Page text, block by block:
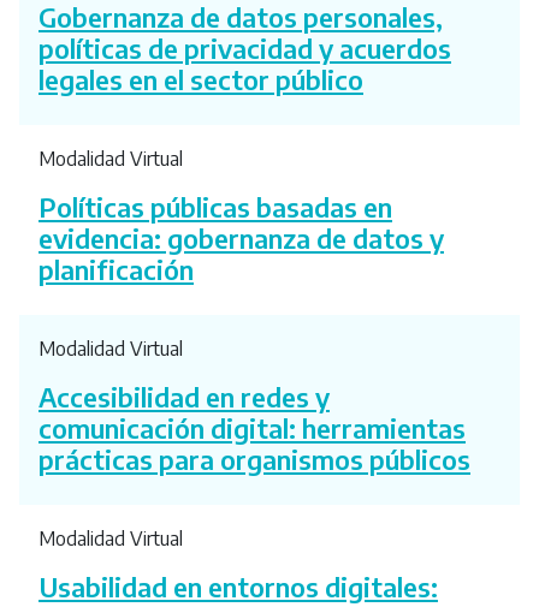
Gobernanza de datos personales,
políticas de privacidad y acuerdos
legales en el sector público
Modalidad Virtual
Políticas públicas basadas en
evidencia: gobernanza de datos y
planificación
Modalidad Virtual
Accesibilidad en redes y
comunicación digital: herramientas
prácticas para organismos públicos
Modalidad Virtual
Usabilidad en entornos digitales: